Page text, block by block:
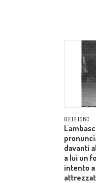
02.12.1960
davanti
a lui un
intento